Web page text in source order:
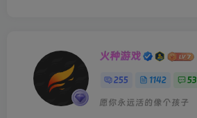
火种游戏
255 1142 53
愿你永远活的像个孩子